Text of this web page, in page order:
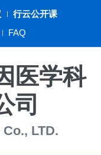
行云公开课
FAQ
医学科
司
LTD.